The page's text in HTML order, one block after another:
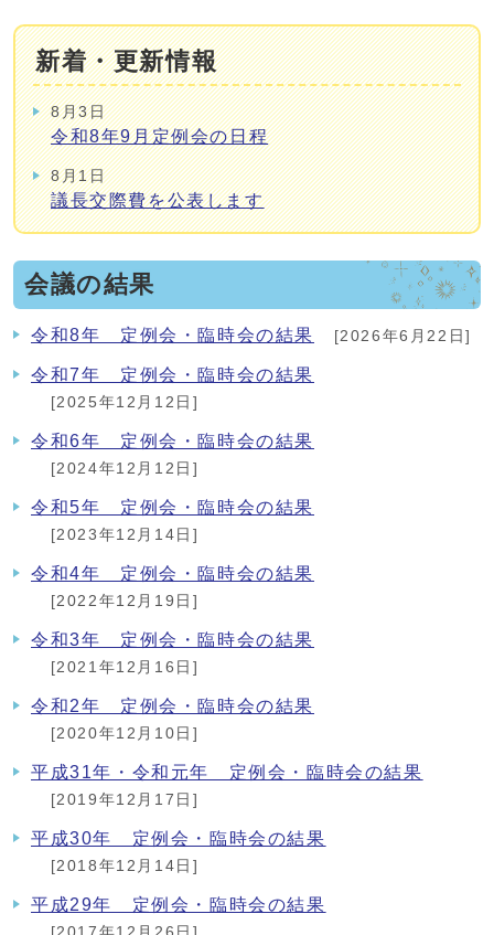
新着・更新情報
8月3日
令和8年9月定例会の日程
8月1日
議長交際費を公表します
会議の結果
令和8年 定例会・臨時会の結果 [2026年6月22日]
令和7年 定例会・臨時会の結果
[2025年12月12日]
令和6年 定例会・臨時会の結果
[2024年12月12日]
令和5年 定例会・臨時会の結果
[2023年12月14日]
令和4年 定例会・臨時会の結果
[2022年12月19日]
令和3年 定例会・臨時会の結果
[2021年12月16日]
令和2年 定例会・臨時会の結果
[2020年12月10日]
平成31年・令和元年 定例会・臨時会の結果
[2019年12月17日]
平成30年 定例会・臨時会の結果
[2018年12月14日]
平成29年 定例会・臨時会の結果